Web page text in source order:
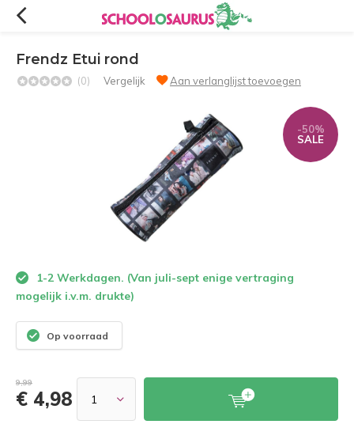
Frendz Etui rond
(0) Vergelijk Aan verlanglijst toevoegen
-50%
SALE
1-2 Werkdagen. (Van juli-sept enige vertraging
mogelijk i.v.m. drukte)
Op voorraad
9,99
€ 4,98